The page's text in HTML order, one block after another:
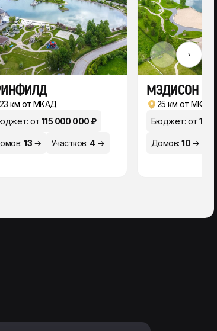
23 км от МКАД
от 115 000 000 ₽
13→ Участков: 4→
МЭДИСОН
25 км от МКАД
Бюджет: от 120
Домов:10→
‹ ›